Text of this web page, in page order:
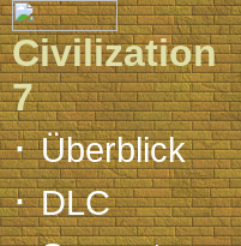
Civilization
7
·Überblick
·DLC